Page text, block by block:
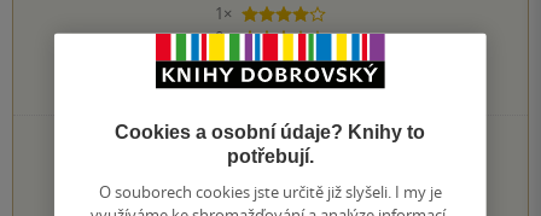
1×
4 hvězdičky
0×
3 hvězdičky
0×
2 hvězdičky
0×
1 hvezdička
PŘIDEJTE SVÉ HODNOCENÍ KNIHY
Hodnocení našich knihkupců: 0.0 z 5
Cookies a osobní údaje? Knihy to
potřebují.
O souborech cookies jste určitě již slyšeli. I my je